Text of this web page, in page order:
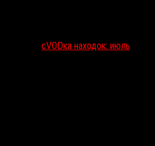
сVODка находок: июль